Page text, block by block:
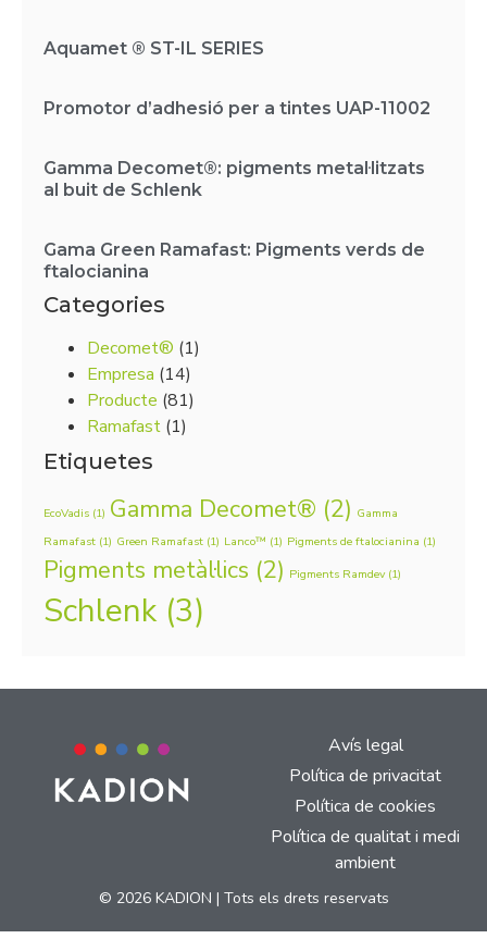
Aquamet ® ST-IL SERIES
Promotor d’adhesió per a tintes UAP-11002
Gamma Decomet®: pigments metal·litzats
al buit de Schlenk
Gama Green Ramafast: Pigments verds de
ftalocianina
Categories
Decomet® (1)
Empresa (14)
Producte (81)
Ramafast (1)
Etiquetes
EcoVadis (1) Gamma Decomet® (2) Gamma
Ramafast (1) Green Ramafast (1) Lanco™ (1) Pigments de ftalocianina (1)
Pigments metàl·lics (2) Pigments Ramdev(1)
Schlenk (3)
Avís legal
Política de privacitat
Política de cookies
Política de qualitat i medi
ambient
© 2026 KADION | Tots els drets reservats